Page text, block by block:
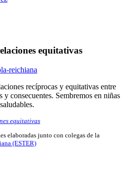
equitativas
recíprocas y equitativas entre
y consecuentes. Sembremos en niñas
equitativas
elaboradas junto con colegas de la
(ESTER)